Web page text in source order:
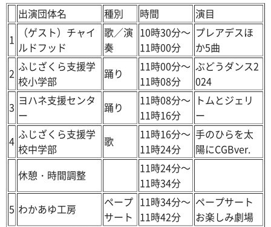
出演団体名
種別 時間
演目
1
（ゲスト）チャイ
ルドフッド
歌／演
奏
10時30分～
11時00分
プレアデスほ
か5曲
2 ふじざくら支援学
校小学部
踊り
11時00分～
11時08分
ぶどうダンス2
024
3 ヨハネ支援センタ
ー
踊り
11時08分～
11時16分
トムとジェリ
ー
4 ふじざくら支援学
校中学部
歌
11時16分～
11時24分
手のひらを太
陽にCGBver.
休憩・時間調整
11時24分～
11時34分
5 わかあゆ工房
ペープ
サート
11時34分～
11時42分
ペープサート
お楽しみ劇場